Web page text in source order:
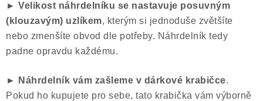
► Velikost náhrdelníku se nastavuje posuvným
(klouzavým) uzlíkem, kterým si jednoduše zvětšíte
nebo zmenšíte obvod dle potřeby. Náhrdelník tedy
padne opravdu každému.
► Náhrdelník vám zašleme v dárkové krabičce.
Pokud ho kupujete pro sebe, tato krabička vám výborně